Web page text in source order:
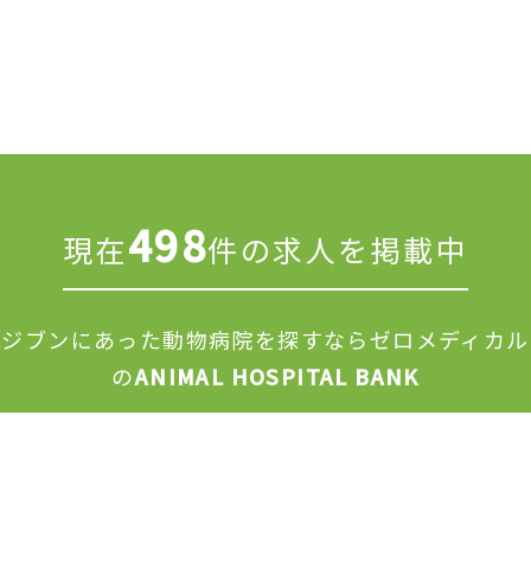
現在498件の求人を掲載中
ジブンにあった動物病院を探すならゼロメディカル
のANIMAL HOSPITAL BANK